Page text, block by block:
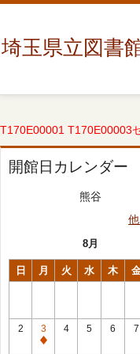
埼玉県立図書
T170E00001 T170E00003
開館日カレンダー
熊谷
8月
日 月 火 水 木
2
3
休
4 5 6 7